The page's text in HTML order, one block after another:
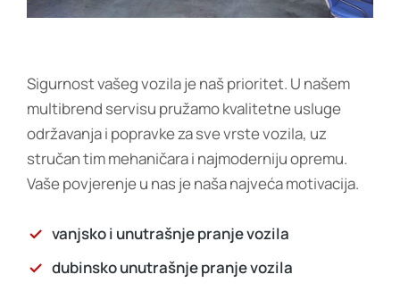
Sigurnost vašeg vozila je naš prioritet. U našem
multibrend servisu pružamo kvalitetne usluge
održavanja i popravke za sve vrste vozila, uz
stručan tim mehaničara i najmoderniju opremu.
Vaše povjerenje u nas je naša najveća motivacija.
vanjsko i unutrašnje pranje vozila
dubinsko unutrašnje pranje vozila